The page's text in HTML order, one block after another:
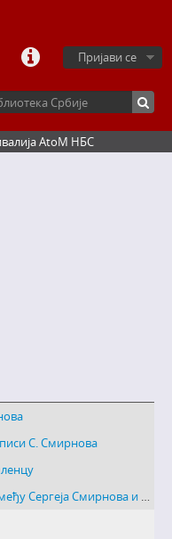
Пријави се
AtoM НБС
С. Смирнова
у вези са монографијом Цркве на Опленцу